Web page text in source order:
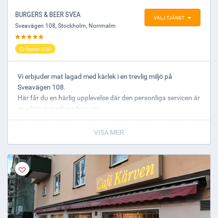
Maten tillagas med omsorg av våra duktiga kockar och ger
en härlig smakupplevelse.
Varmt välkomna in för en bit mat!
VÄLJ TJÄNST
BURGERS & BEER SVEA
Sveavägen 108, Stockholm, Norrmalm
Öppnar 12:00
Vi erbjuder mat lagad med kärlek i en trevlig miljö på
Sveavägen 108.
Här får du en härlig upplevelse där den personliga servicen är
en viktig ingrediens hos oss.
VISA MER